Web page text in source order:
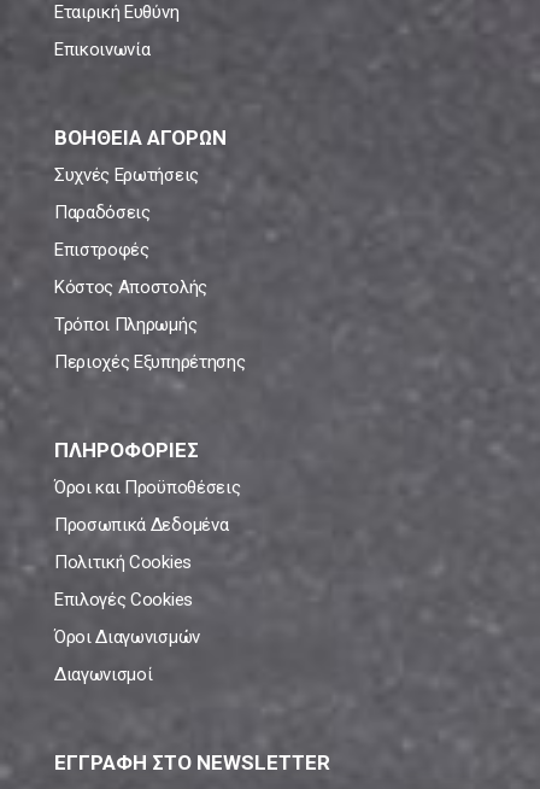
Εταιρική Ευθύνη
Επικοινωνία
ΒΟΗΘΕΙΑ ΑΓΟΡΩΝ
Συχνές Ερωτήσεις
Παραδόσεις
Επιστροφές
Κόστος Αποστολής
Τρόποι Πληρωμής
Περιοχές Εξυπηρέτησης
ΠΛΗΡΟΦΟΡΙΕΣ
Όροι και Προϋποθέσεις
Προσωπικά Δεδομένα
Πολιτική Cookies
Επιλογές Cookies
Όροι Διαγωνισμών
Διαγωνισμοί
ΕΓΓΡΑΦΗ ΣΤΟ NEWSLETTER